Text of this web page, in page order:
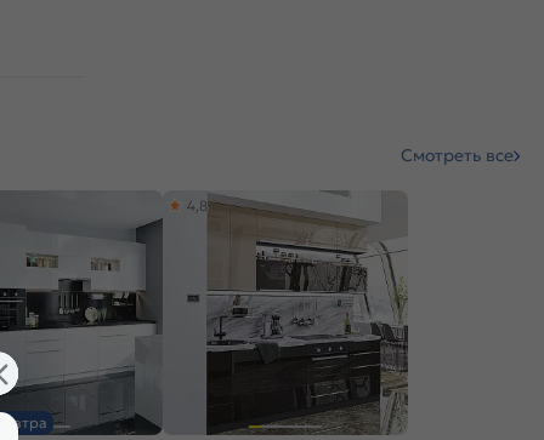
Смотреть все
4,8